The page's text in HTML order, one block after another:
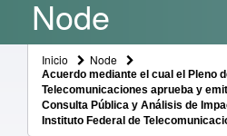
Node
Inicio Node
Acuerdo mediante el cual el Pleno
Telecomunicaciones aprueba y
Consulta Pública y Análisis de
Instituto Federal de